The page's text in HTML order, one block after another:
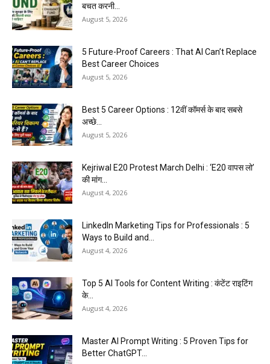
बचत करनी...
August 5, 2026
5 Future-Proof Careers : That AI Can’t Replace
Best Career Choices
August 5, 2026
Best 5 Career Options : 12वीं कॉमर्स के बाद सबसे
अच्छे...
August 5, 2026
Kejriwal E20 Protest March Delhi : ‘E20 वापस लो’
की मांग...
August 4, 2026
LinkedIn Marketing Tips for Professionals : 5
Ways to Build and...
August 4, 2026
Top 5 AI Tools for Content Writing : कंटेंट राइटिंग
के...
August 4, 2026
Master AI Prompt Writing : 5 Proven Tips for
Better ChatGPT...